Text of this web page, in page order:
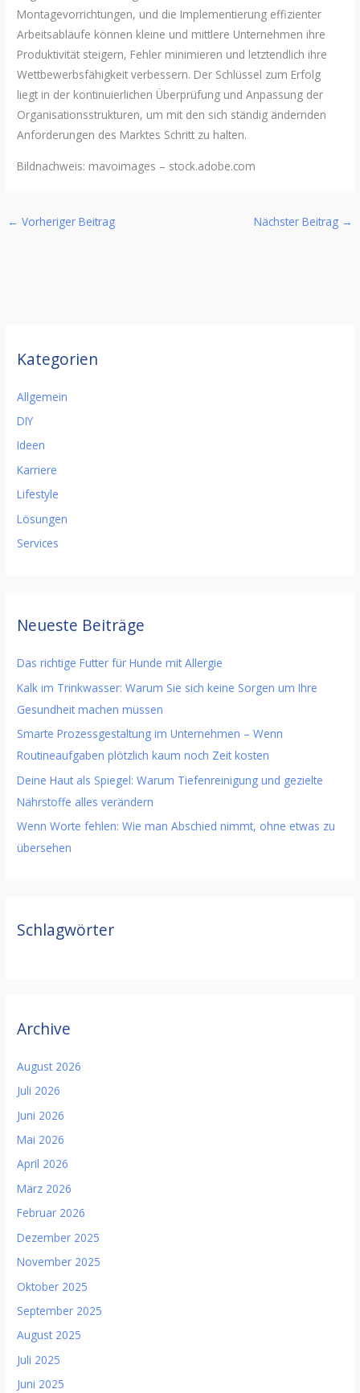
Montagevorrichtungen, und die Implementierung effizienter
Arbeitsabläufe können kleine und mittlere Unternehmen ihre
Produktivität steigern, Fehler minimieren und letztendlich ihre
Wettbewerbsfähigkeit verbessern. Der Schlüssel zum Erfolg
liegt in der kontinuierlichen Überprüfung und Anpassung der
Organisationsstrukturen, um mit den sich ständig ändernden
Anforderungen des Marktes Schritt zu halten.
Bildnachweis: mavoimages – stock.adobe.com
← Vorheriger Beitrag Nächster Beitrag →
Kategorien
Allgemein
DIY
Ideen
Karriere
Lifestyle
Lösungen
Services
Neueste Beiträge
Das richtige Futter für Hunde mit Allergie
Kalk im Trinkwasser: Warum Sie sich keine Sorgen um Ihre
Gesundheit machen müssen
Smarte Prozessgestaltung im Unternehmen – Wenn
Routineaufgaben plötzlich kaum noch Zeit kosten
Deine Haut als Spiegel: Warum Tiefenreinigung und gezielte
Nährstoffe alles verändern
Wenn Worte fehlen: Wie man Abschied nimmt, ohne etwas zu
übersehen
Schlagwörter
Archive
August 2026
Juli 2026
Juni 2026
Mai 2026
April 2026
März 2026
Februar 2026
Dezember 2025
November 2025
Oktober 2025
September 2025
August 2025
Juli 2025
Juni 2025